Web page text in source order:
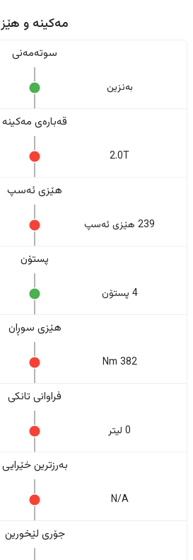
مەکینە و هێز
سوتەمەنی
بەنزین
قەبارەی مەکینە
2.0T
هێزی ئەسپ
239 هێزی ئەسپ
پستۆن
4 پستۆن
هێزی سوڕان
382 Nm
فراوانی تانکی
0 لیتر
بەرزترین خێرایی
N/A
جۆری لێخورین